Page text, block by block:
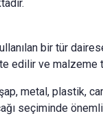
bir tür
ve malzeme
metal, plastik,
seçiminde